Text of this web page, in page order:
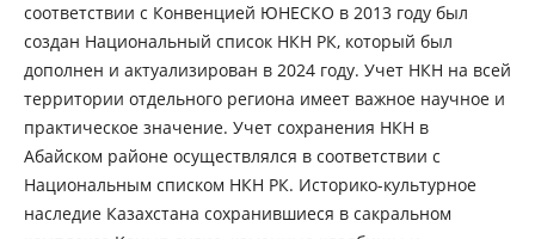
соответствии с Конвенцией ЮНЕСКО в 2013 году был
создан Национальный список НКН РК, который был
дополнен и актуализирован в 2024 году. Учет НКН на всей
территории отдельного региона имеет важное научное и
практическое значение. Учет сохранения НКН в
Абайском районе осуществлялся в соответствии с
Национальным списком НКН РК. Историко-культурное
наследие Казахстана сохранившиеся в сакральном